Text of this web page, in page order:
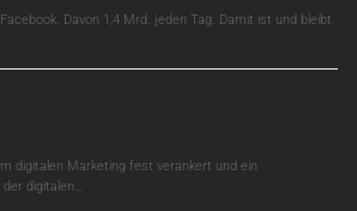
Davon 1,4 Mrd. jeden Tag. Damit ist und bleibt
digitalen Marketing fest verankert und ein
digitalen…